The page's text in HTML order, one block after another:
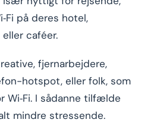
på deres hotel,
caféer.
fjernarbejdere,
hotspot, eller folk, som
Wi‑Fi. I sådanne tilfælde
mindre stressende.